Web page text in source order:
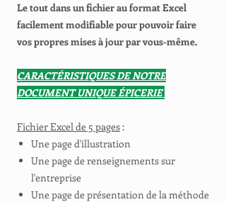
Le tout dans un fichier au format Excel
facilement modifiable pour pouvoir faire
vos propres mises à jour par vous-même.
CARACTÉRISTIQUES DE NOTRE
DOCUMENT UNIQUE ÉPICERIE
Fichier Excel de 5 pages:
Une page d'illustration
Une page de renseignements sur
l'entreprise
Une page de présentation de la méthode